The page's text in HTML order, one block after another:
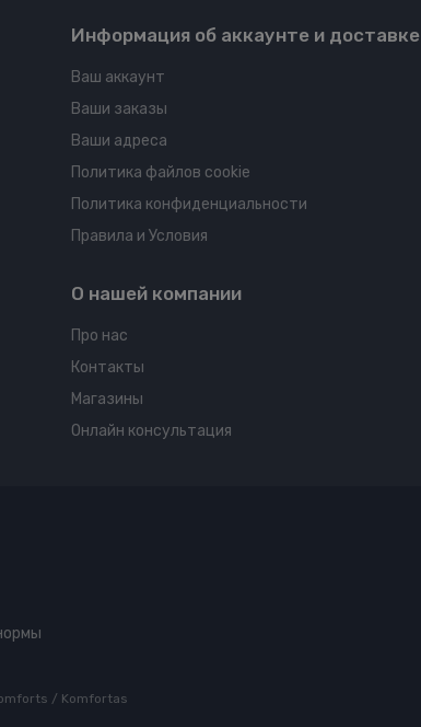
Информация об аккаунте и доставке
Ваш аккаунт
Ваши заказы
Ваши адреса
Политика файлов cookie
Политика конфиденциальности
Правила и Условия
О нашей компании
Про нас
Контакты
Магазины
Онлайн консультация
/ Komfortas